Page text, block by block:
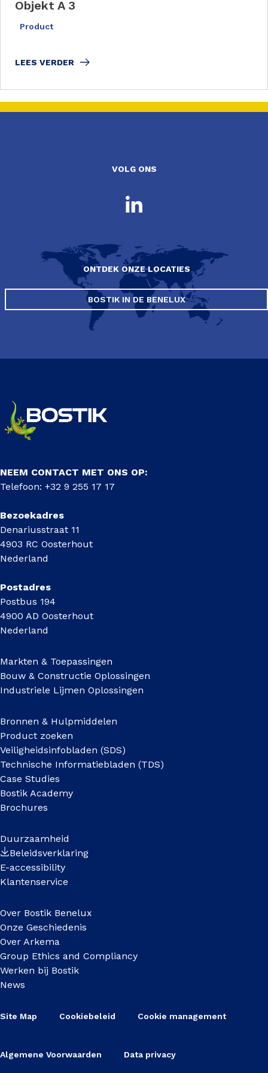
Objekt A 3
Product
LEES VERDER
VOLG ONS
ONTDEK ONZE LOCATIES
BOSTIK IN DE BENELUX
NEEM CONTACT MET ONS OP:
Telefoon: +32 9 255 17 17
Bezoekadres
Denariusstraat 11
4903 RC Oosterhout
Nederland
Postadres
Postbus 194
4900 AD Oosterhout
Nederland
Markten & Toepassingen
Bouw & Constructie Oplossingen
Industriele Lijmen Oplossingen
Bronnen & Hulpmiddelen
Product zoeken
Veiligheidsinfobladen (SDS)
Technische Informatiebladen (TDS)
Case Studies
Bostik Academy
Brochures
Duurzaamheid
Beleidsverklaring
E-accessibility
Klantenservice
Over Bostik Benelux
Onze Geschiedenis
Over Arkema
Group Ethics and Compliancy
Werken bij Bostik
News
Site Map Cookiebeleid Cookie management
Algemene Voorwaarden Data privacy